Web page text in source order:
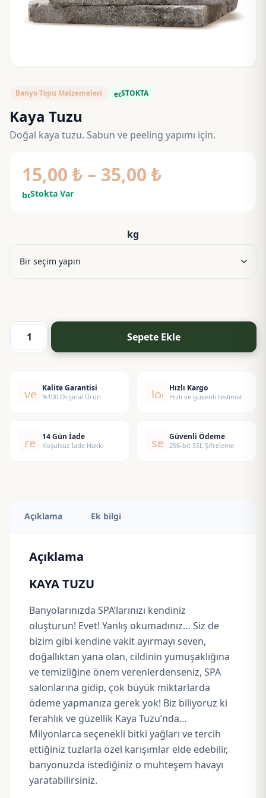
Banyo Topu Malzemeleri ecoSTOKTA
Kaya Tuzu
Doğal kaya tuzu. Sabun ve peeling yapımı için.
15,00 ₺ – 35,00 ₺Fiyat
-
boltStokta Var
kg
Kaya
Sepete Ekle
verified
Kalite Garantisi
%100 Orijinal Ürün local_shipping
Hızlı Kargo
Hızlı ve güvenli teslimat
replay14 Gün İade
Koşulsuz İade Hakkı security
Güvenli Ödeme
256-bit SSL Şifreleme
Açıklama Ek bilgi
Açıklama
KAYA TUZU
Banyolarınızda SPA’larınızı kendiniz
oluşturun! Evet! Yanlış okumadınız… Siz de
bizim gibi kendine vakit ayırmayı seven,
doğallıktan yana olan, cildinin yumuşaklığına
ve temizliğine önem verenlerdenseniz, SPA
salonlarına gidip, çok büyük miktarlarda
ödeme yapmanıza gerek yok! Biz biliyoruz ki
ferahlık ve güzellik Kaya Tuzu’nda…
Milyonlarca seçenekli bitki yağları ve tercih
ettiğiniz tuzlarla özel karışımlar elde edebilir,
banyonuzda istediğiniz o muhteşem havayı
yaratabilirsiniz.